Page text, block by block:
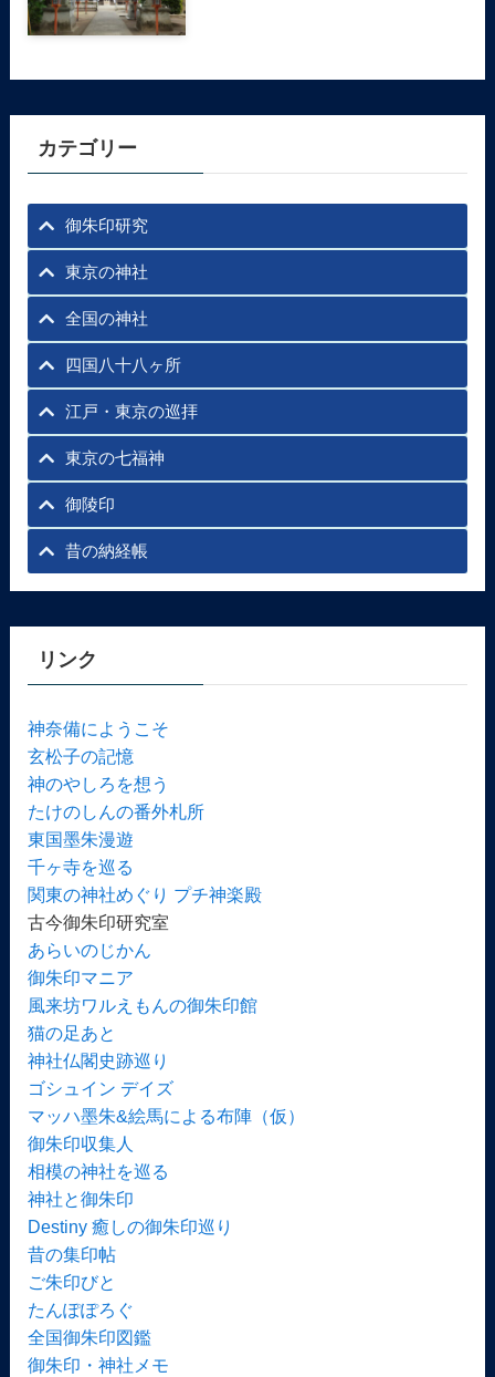
カテゴリー
御朱印研究
東京の神社
全国の神社
四国八十八ヶ所
江戸・東京の巡拝
東京の七福神
御陵印
昔の納経帳
リンク
神奈備にようこそ
玄松子の記憶
神のやしろを想う
たけのしんの番外札所
東国墨朱漫遊
千ヶ寺を巡る
関東の神社めぐり プチ神楽殿
古今御朱印研究室
あらいのじかん
御朱印マニア
風来坊ワルえもんの御朱印館
猫の足あと
神社仏閣史跡巡り
ゴシュイン デイズ
マッハ墨朱&絵馬による布陣（仮）
御朱印収集人
相模の神社を巡る
神社と御朱印
Destiny 癒しの御朱印巡り
昔の集印帖
ご朱印びと
たんぽぽろぐ
全国御朱印図鑑
御朱印・神社メモ